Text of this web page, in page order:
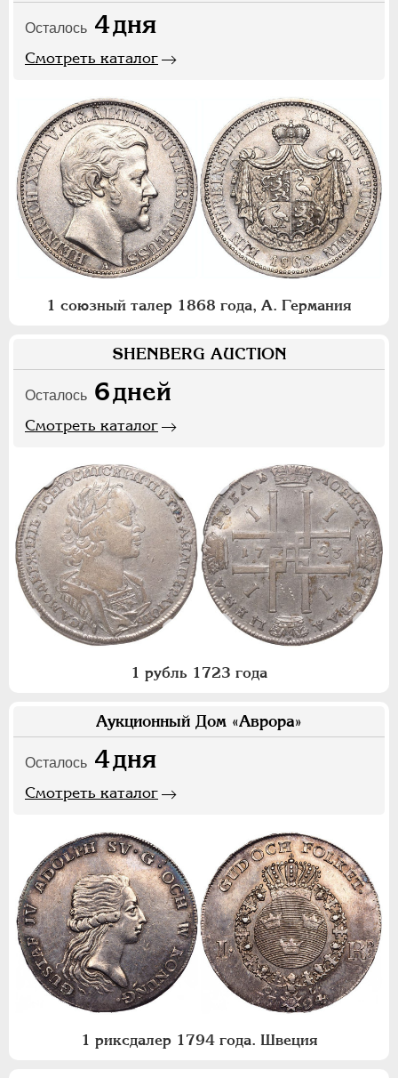
Осталось 4дня
Смотреть каталог
1 союзный талер 1868 года, А. Германия
SHENBERG AUCTION
Осталось 6дней
Смотреть каталог
1 рубль 1723 года
Аукционный Дом «Аврора»
Осталось 4дня
Смотреть каталог
1 риксдалер 1794 года. Швеция